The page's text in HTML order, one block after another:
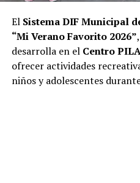
El Sistema DIF Municipal
“Mi Verano Favorito 2026”
desarrolla en el Centro
ofrecer actividades
niños y adolescentes